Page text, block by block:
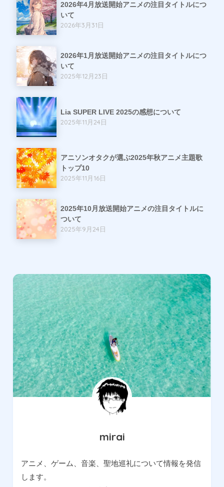
2026年4月放送開始アニメの注目タイトルにつ
いて
2026年3月31日
2026年1月放送開始アニメの注目タイトルにつ
いて
2025年12月23日
Lia SUPER LIVE 2025の感想について
2025年11月24日
アニソンオタクが選ぶ2025年秋アニメ主題歌
トップ10
2025年11月16日
2025年10月放送開始アニメの注目タイトルに
ついて
2025年9月24日
mirai
アニメ、ゲーム、音楽、聖地巡礼について情報を発信
します。